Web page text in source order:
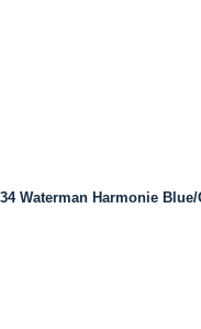
Waterman Harmonie Blue/